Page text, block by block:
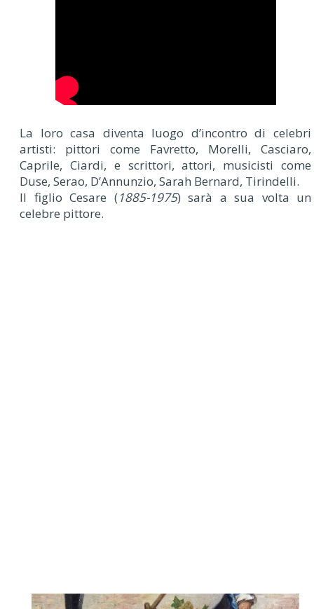
La loro casa diventa luogo d’incontro di celebri
artisti: pittori come Favretto, Morelli, Casciaro,
Caprile, Ciardi, e scrittori, attori, musicisti come
Duse, Serao, D’Annunzio, Sarah Bernard, Tirindelli.
Il figlio Cesare (1885-1975) sarà a sua volta un
celebre pittore.